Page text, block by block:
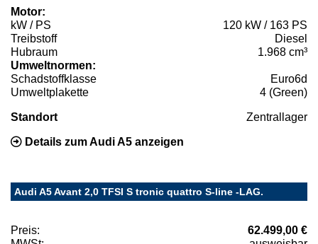
Motor:
kW / PS
120 kW / 163 PS
Treibstoff
Diesel
Hubraum
1.968 cm³
Umweltnormen:
Schadstoffklasse
Euro6d
Umweltplakette
4 (Green)
Standort Zentrallager
Details zum Audi A5 anzeigen
Audi A5 Avant 2,0 TFSI S tronic quattro S-line -LAG.
Preis:
62.499,00 €